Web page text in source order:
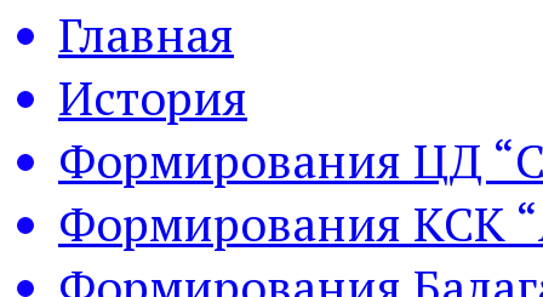
Главная
История
Формирования ЦД
Формирования КСК